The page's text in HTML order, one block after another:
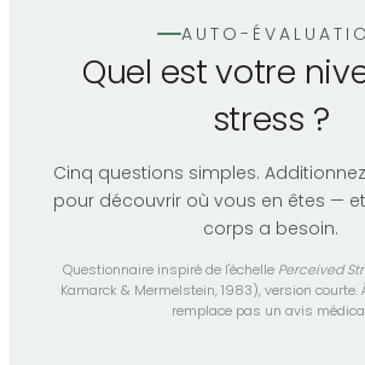
AUTO-
Quel est votre
stress ?
Cinq questions simples.
pour découvrir où vous en êtes —
corps a besoin.
Questionnaire inspiré de l'échelle Perceived
Kamarck & Mermelstein, 1983), version
remplace pas un avis